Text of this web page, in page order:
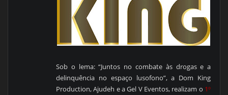
Sob o lema: “Juntos no combate às drogas e a
delinquência no espaço lusofono”, a Dom King
Production, Ajudeh e a Gel V Eventos, realizam o 1º